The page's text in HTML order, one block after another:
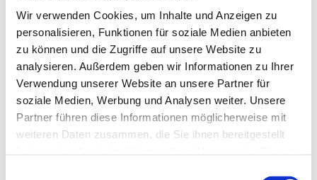
Wir verwenden Cookies, um Inhalte und Anzeigen zu
personalisieren, Funktionen für soziale Medien anbieten
zu können und die Zugriffe auf unsere Website zu
analysieren. Außerdem geben wir Informationen zu Ihrer
Verwendung unserer Website an unsere Partner für
soziale Medien, Werbung und Analysen weiter. Unsere
Partner führen diese Informationen möglicherweise mit
weiteren Daten zusammen, die Sie ihnen bereitgestellt